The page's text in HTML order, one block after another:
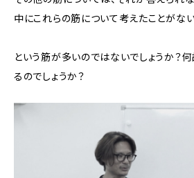
中にこれらの筋について考えたことがな
という筋が多いのではないでしょうか？
るのでしょうか？